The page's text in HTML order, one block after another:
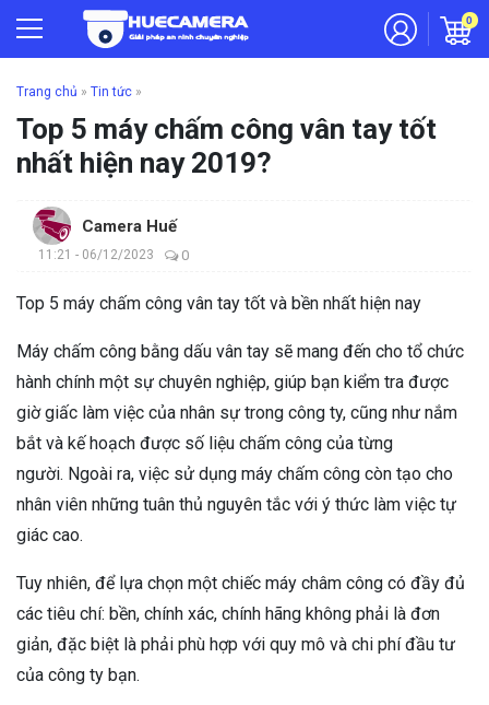
0
Trang chủ » Tin tức »
Top 5 máy chấm công vân tay tốt
nhất hiện nay 2019?
Camera Huế
11:21 - 06/12/2023 0
Top 5 máy chấm công vân tay tốt và bền nhất hiện nay
Máy chấm công bằng dấu vân tay sẽ mang đến cho tổ chức
hành chính một sự chuyên nghiệp, giúp bạn kiểm tra được
giờ giấc làm việc của nhân sự trong công ty, cũng như nắm
bắt và kế hoạch được số liệu chấm công của từng
người. Ngoài ra, việc sử dụng máy chấm công còn tạo cho
nhân viên những tuân thủ nguyên tắc với ý thức làm việc tự
giác cao.
Tuy nhiên, để lựa chọn một chiếc máy châm công có đầy đủ
các tiêu chí: bền, chính xác, chính hãng không phải là đơn
giản, đặc biệt là phải phù hợp với quy mô và chi phí đầu tư
của công ty bạn.